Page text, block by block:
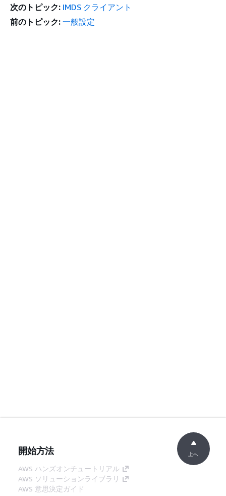
次のトピック: IMDS クライアント
前のトピック: 一般設定
開始方法
AWS ハンズオンチュートリアル
AWS ソリューションライブラリ
AWS 意思決定ガイド
上へ